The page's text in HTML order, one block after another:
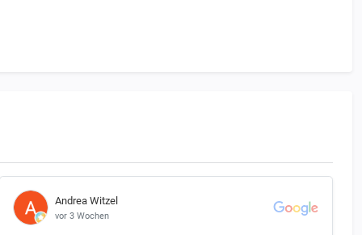
(schadstoffhaltige, möglicherweise beschädigte Produkte dürfen
zwei Möglichkeiten zur Erstattung des Pfandwertes an:
Am Stadion 44 in 45659 Recklinghausen, wird das Pfand sofort
Andrea Witzel
vor 3 Wochen